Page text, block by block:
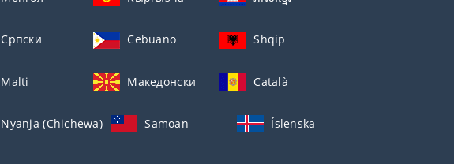
Српски Cebuano Shqip
Malti Македонски Català
Nyanja (Chichewa) Samoan Íslenska